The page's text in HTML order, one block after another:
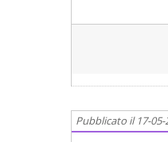
Pubblicato il 17-05-